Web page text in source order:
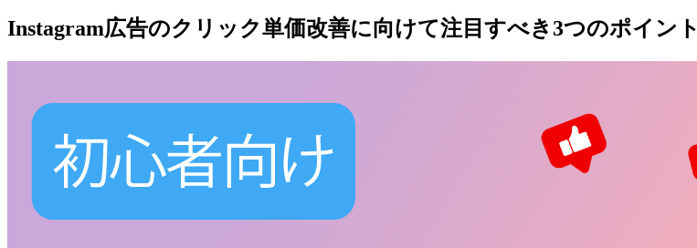
Instagram広告のクリック単価改善に向けて注目すべき3つのポイント